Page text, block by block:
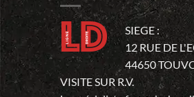
SIEGE :
12 RUE DE
44650
VISITE SUR R.V.